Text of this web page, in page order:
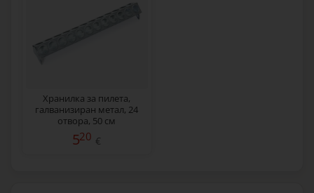
Хранилка за пилета,
галванизиран метал, 24
отвора, 50 см
520 €